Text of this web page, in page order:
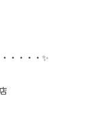
・・・・✨